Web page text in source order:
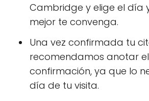
Cambridge y elige el día
mejor te convenga.
Una vez confirmada tu
recomendamos anotar
confirmación, ya que lo
día de tu visita.